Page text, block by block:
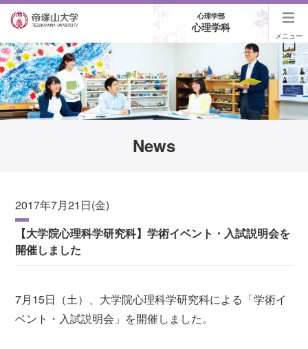
心理学部
心理学科
メニュー
News
2017年7月21日(金)
【大学院心理科学研究科】学術イベント・入試説明会を
開催しました
7月15日（土）、大学院心理科学研究科による「学術イ
ベント・入試説明会」を開催しました。